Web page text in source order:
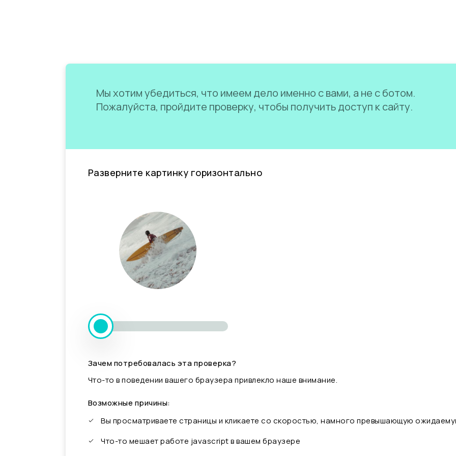
Мы хотим убедиться, что имеем дело именно с вами, а не с ботом.
Пожалуйста, пройдите проверку, чтобы получить доступ к сайту.
Разверните картинку горизонтально
Зачем потребовалась эта проверка?
Что-то в поведении вашего браузера привлекло наше внимание.
Возможные причины:
Вы просматриваете страницы и кликаете со скоростью, намного превышающую
Что-то мешает работе javascript в вашем браузере